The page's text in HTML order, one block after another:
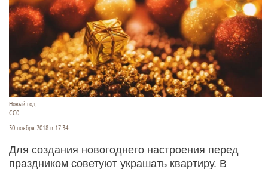
Новый год.
СС0
30 ноября 2018 в 17:34
Для создания новогоднего настроения перед
праздником советуют украшать квартиру. В